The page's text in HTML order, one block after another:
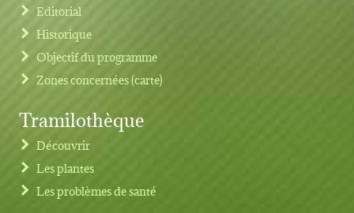
Editorial
Historique
Objectif du programme
Zones concernées (carte)
Tramilothèque
Découvrir
Les plantes
Les problèmes de santé